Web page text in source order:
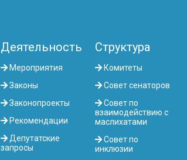
Деятельность
Мероприятия
Законы
Законопроекты
Рекомендации
Депутатские
запросы
Структура
Комитеты
Совет сенаторов
Совет по
взаимодействию с
маслихатами
Совет по
инклюзии